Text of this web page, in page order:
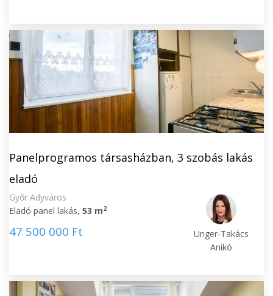
Panelprogramos társasházban, 3 szobás lakás
eladó
Győr Adyváros
Eladó panel lakás, 53 m2
47 500 000 Ft
Unger-Takács
Anikó